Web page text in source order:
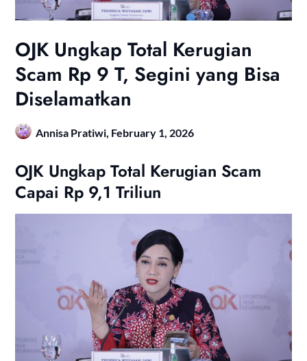
OJK Ungkap Total Kerugian
Scam Rp 9 T, Segini yang Bisa
Diselamatkan
Annisa Pratiwi, February 1, 2026
OJK Ungkap Total Kerugian Scam
Capai Rp 9,1 Triliun